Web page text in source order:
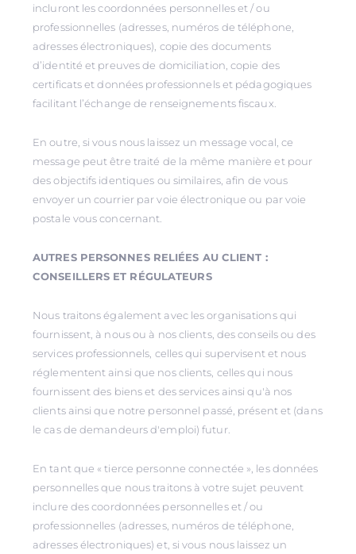
incluront les coordonnées personnelles et / ou
professionnelles (adresses, numéros de téléphone,
adresses électroniques), copie des documents
d’identité et preuves de domiciliation, copie des
certificats et données professionnels et pédagogiques
facilitant l’échange de renseignements fiscaux.
En outre, si vous nous laissez un message vocal, ce
message peut être traité de la même manière et pour
des objectifs identiques ou similaires, afin de vous
envoyer un courrier par voie électronique ou par voie
postale vous concernant.
AUTRES PERSONNES RELIÉES AU CLIENT :
CONSEILLERS ET RÉGULATEURS
Nous traitons également avec les organisations qui
fournissent, à nous ou à nos clients, des conseils ou des
services professionnels, celles qui supervisent et nous
réglementent ainsi que nos clients, celles qui nous
fournissent des biens et des services ainsi qu'à nos
clients ainsi que notre personnel passé, présent et (dans
le cas de demandeurs d'emploi) futur.
En tant que « tierce personne connectée », les données
personnelles que nous traitons à votre sujet peuvent
inclure des coordonnées personnelles et / ou
professionnelles (adresses, numéros de téléphone,
adresses électroniques) et, si vous nous laissez un